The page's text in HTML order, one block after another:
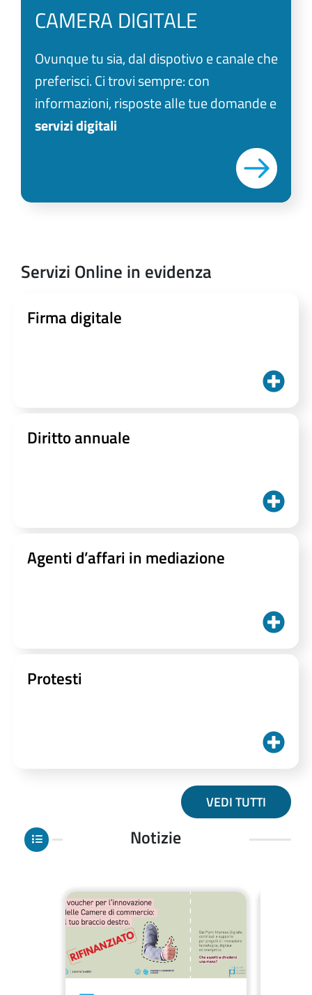
CAMERA DIGITALE
Ovunque tu sia, dal dispotivo e canale che
preferisci. Ci trovi sempre: con
informazioni, risposte alle tue domande e
servizi digitali
Servizi Online in evidenza
Firma digitale
Diritto annuale
Agenti d’affari in mediazione
Protesti
VEDI TUTTI
Notizie